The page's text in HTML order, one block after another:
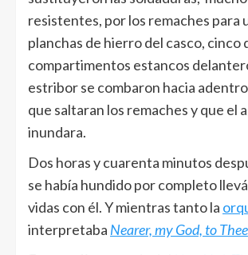
resistentes, por los remaches para
planchas de hierro del casco, cinco
compartimentos estancos
estribor se combaron hacia
que saltaran los remaches y que el
inundara.
Dos horas y cuarenta minutos
se había hundido por completo
vidas con él. Y mientras tanto la
interpretaba Nearer, my God, to Thee